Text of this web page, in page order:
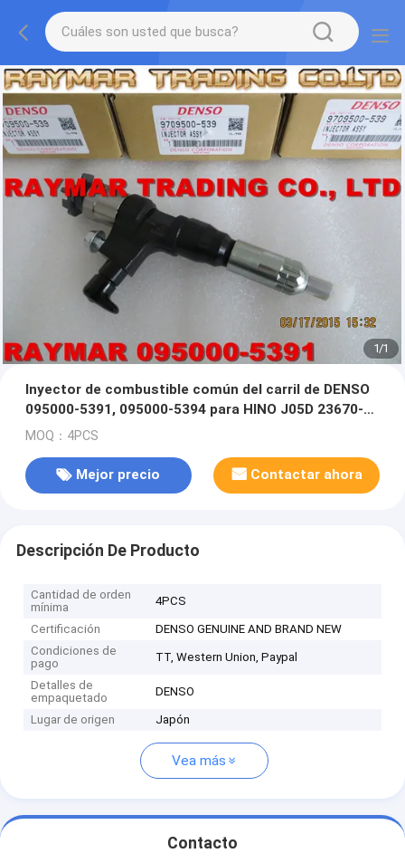
1/1
Inyector de combustible común del carril de DENSO
095000-5391, 095000-5394 para HINO J05D 23670-
E0270
MOQ：4PCS
Mejor precio Contactar ahora
Descripción De Producto
Cantidad de orden
mínima
4PCS
Certificación
DENSO GENUINE AND BRAND NEW
Condiciones de
pago
TT, Western Union, Paypal
Detalles de
empaquetado
DENSO
Lugar de origen Japón
Vea más
Contacto